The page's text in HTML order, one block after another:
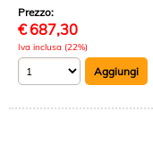
Prezzo:
€ 687,30
Iva inclusa (22%)